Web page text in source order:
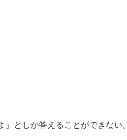
としか答えることができない。